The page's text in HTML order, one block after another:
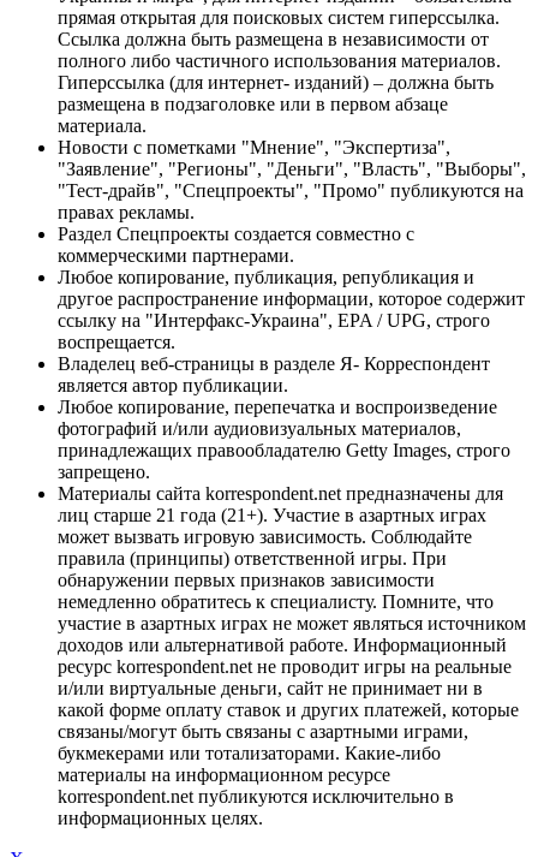
прямая открытая для поисковых систем гиперссылка.
Ссылка должна быть размещена в независимости от
полного либо частичного использования материалов.
Гиперссылка (для интернет- изданий) – должна быть
размещена в подзаголовке или в первом абзаце
материала.
Новости с пометками "Мнение", "Экспертиза",
"Заявление", "Регионы", "Деньги", "Власть", "Выборы",
"Тест-драйв", "Спецпроекты", "Промо" публикуются на
правах рекламы.
Раздел Спецпроекты создается совместно с
коммерческими партнерами.
Любое копирование, публикация, републикация и
другое распространение информации, которое содержит
ссылку на "Интерфакс-Украина", EPA / UPG, строго
воспрещается.
Владелец веб-страницы в разделе Я- Корреспондент
является автор публикации.
Любое копирование, перепечатка и воспроизведение
фотографий и/или аудиовизуальных материалов,
принадлежащих правообладателю Getty Images, строго
запрещено.
Материалы сайта korrespondent.net предназначены для
лиц старше 21 года (21+). Участие в азартных играх
может вызвать игровую зависимость. Соблюдайте
правила (принципы) ответственной игры. При
обнаружении первых признаков зависимости
немедленно обратитесь к специалисту. Помните, что
участие в азартных играх не может являться источником
доходов или альтернативой работе. Информационный
ресурс korrespondent.net не проводит игры на реальные
и/или виртуальные деньги, сайт не принимает ни в
какой форме оплату ставок и других платежей, которые
связаны/могут быть связаны с азартными играми,
букмекерами или тотализаторами. Какие-либо
материалы на информационном ресурсе
korrespondent.net публикуются исключительно в
информационных целях.